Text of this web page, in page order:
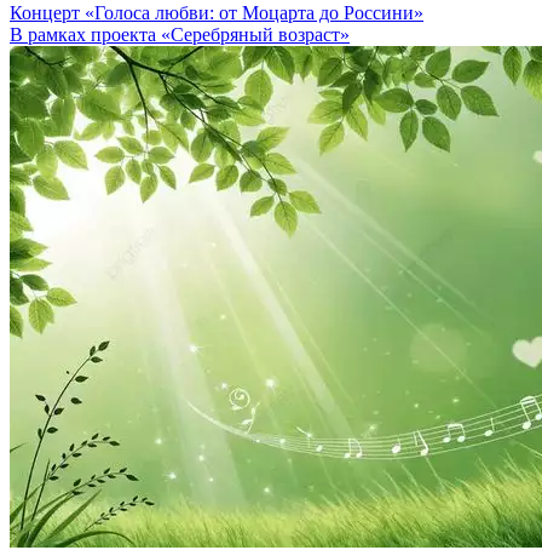
Концерт «Голоса любви: от Моцарта до Россини»
В рамках проекта «Серебряный возраст»